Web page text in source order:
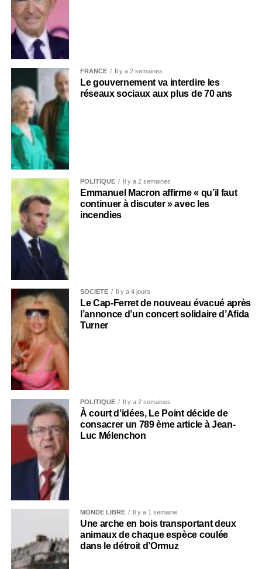
FRANCE Il y a 2 semaines
Le gouvernement va interdire les
réseaux sociaux aux plus de 70 ans
POLITIQUE Il y a 2 semaines
Emmanuel Macron affirme « qu’il faut
continuer à discuter » avec les
incendies
SOCIÉTÉ Il y a 4 jours
Le Cap-Ferret de nouveau évacué après
l’annonce d’un concert solidaire d’Afida
Turner
POLITIQUE Il y a 2 semaines
À court d’idées, Le Point décide de
consacrer un 789 ème article à Jean-
Luc Mélenchon
MONDE LIBRE Il y a 1 semaine
Une arche en bois transportant deux
animaux de chaque espèce coulée
dans le détroit d’Ormuz